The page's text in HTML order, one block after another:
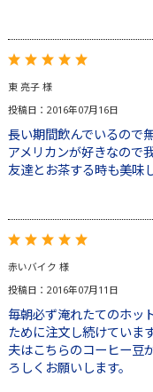
東 亮子 様
投稿日：2016年07月16日
長い期間飲んでいるので
アメリカンが好きなので
友達とお茶する時も美味
赤いバイク 様
投稿日：2016年07月11日
毎朝必ず淹れたてのホッ
ために注文し続けています
夫はこちらのコーヒー豆
ろしくお願いします。